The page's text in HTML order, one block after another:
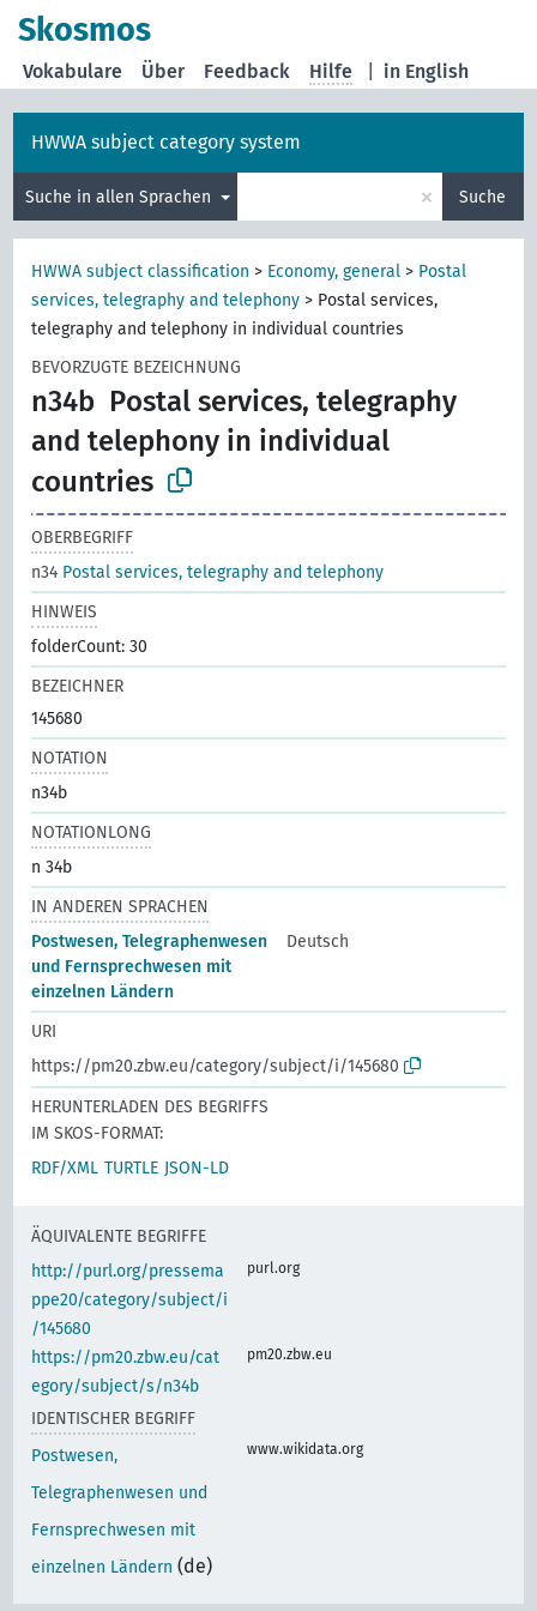
Skosmos
in English
Vokabulare Über Feedback Hilfe
HWWA subject category system
Suche in allen Sprachen × Suche
HWWA subject classification > Economy, general > Postal
services, telegraphy and telephony > Postal services,
telegraphy and telephony in individual countries
BEVORZUGTE BEZEICHNUNG
n34b Postal services, telegraphy
and telephony in individual
countries
OBERBEGRIFF
n34 Postal services, telegraphy and telephony
HINWEIS
folderCount: 30
BEZEICHNER
145680
NOTATION
n34b
NOTATIONLONG
n 34b
IN ANDEREN SPRACHEN
Postwesen, Telegraphenwesen
und Fernsprechwesen mit
einzelnen Ländern
Deutsch
URI
https://pm20.zbw.eu/category/subject/i/145680
HERUNTERLADEN DES BEGRIFFS
IM SKOS-FORMAT:
RDF/XML TURTLE JSON-LD
ÄQUIVALENTE BEGRIFFE
http://purl.org/pressema
ppe20/category/subject/i
/145680
purl.org
https://pm20.zbw.eu/cat
egory/subject/s/n34b
pm20.zbw.eu
IDENTISCHER BEGRIFF
Postwesen,
Telegraphenwesen und
Fernsprechwesen mit
einzelnen Ländern (de)
www.wikidata.org